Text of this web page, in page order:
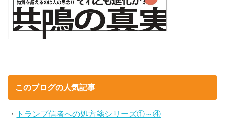
このブログの人気記事
・ トランプ信者への処方箋シリーズ①～④